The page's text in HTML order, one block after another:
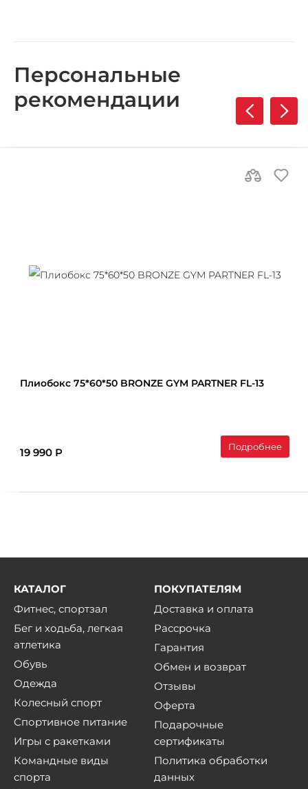
Персональные
рекомендации
Плиобокс 75*60*50 BRONZE GYM PARTNER FL-13
19 990 Р Подробнее
КАТАЛОГ
Фитнес, спортзал
Бег и ходьба, легкая
атлетика
Обувь
Одежда
Колесный спорт
Спортивное питание
Игры с ракетками
Командные виды
спорта
ПОКУПАТЕЛЯМ
Доставка и оплата
Рассрочка
Гарантия
Обмен и возврат
Отзывы
Оферта
Подарочные
сертификаты
Политика обработки
данных